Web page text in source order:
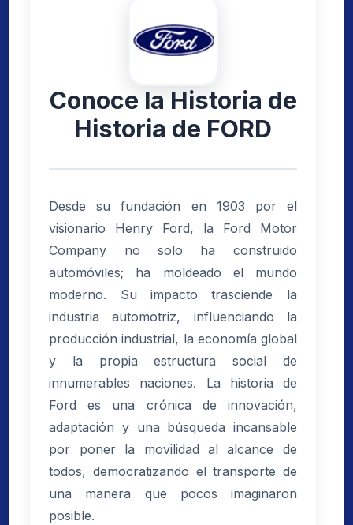
Conoce la Historia de
Historia de FORD
Desde su fundación en 1903 por el
visionario Henry Ford, la Ford Motor
Company no solo ha construido
automóviles; ha moldeado el mundo
moderno. Su impacto trasciende la
industria automotriz, influenciando la
producción industrial, la economía global
y la propia estructura social de
innumerables naciones. La historia de
Ford es una crónica de innovación,
adaptación y una búsqueda incansable
por poner la movilidad al alcance de
todos, democratizando el transporte de
una manera que pocos imaginaron
posible.